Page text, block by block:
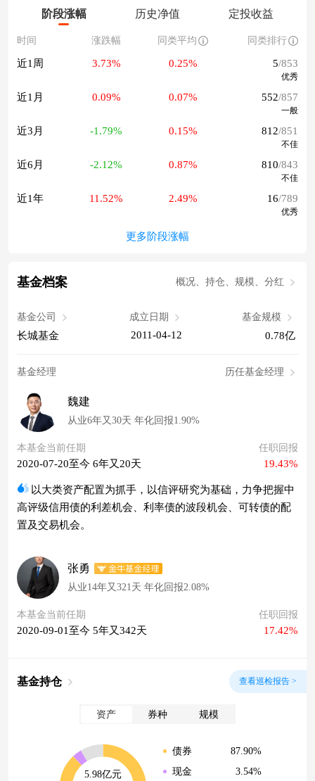
阶段涨幅 历史净值 定投收益
时间 涨跌幅 同类平均 同类排行
近1周 3.73% 0.25% 5/853
优秀
近1月 0.09% 0.07% 552/857
一般
近3月 -1.79% 0.15% 812/851
不佳
近6月 -2.12% 0.87% 810/843
不佳
近1年 11.52% 2.49% 16/789
优秀
更多阶段涨幅
基金档案 概况、持仓、规模、分红
基金公司
长城基金
成立日期
2011-04-12
基金规模
0.78亿
基金经理 历任基金经理
魏建
从业6年又30天 年化回报1.90%
本基金当前任期
2020-07-20至今 6年又20天
任职回报
19.43%
以大类资产配置为抓手，以信评研究为基础，力争把握中
高评级信用债的利差机会、利率债的波段机会、可转债的配
置及交易机会。
张勇
从业14年又321天 年化回报2.08%
本基金当前任期
2020-09-01至今 5年又342天
任职回报
17.42%
基金持仓 查看巡检报告 >
资产 券种 规模
5.98亿元
债券
87.90%
现金
3.54%